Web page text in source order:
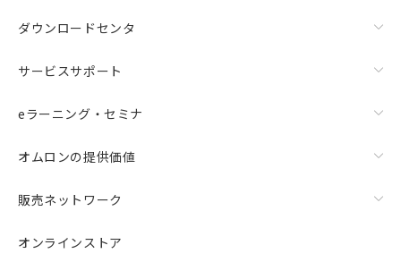
ダウンロードセンタ
サービスサポート
eラーニング・セミナ
オムロンの提供価値
販売ネットワーク
オンラインストア